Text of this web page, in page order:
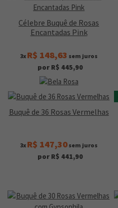
Célebre Buquê de Rosas
Encantadas Pink
3x R$ 148,63 sem juros
por R$ 445,90
Buquê de 36 Rosas Vermelhas
3x R$ 147,30 sem juros
por R$ 441,90